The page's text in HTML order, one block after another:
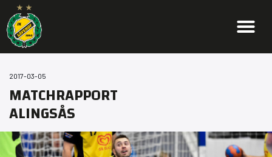
2017-03-05
MATCHRAPPORT
ALINGSÅS